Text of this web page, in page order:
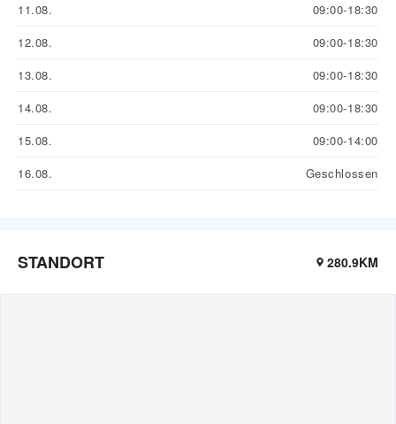
11.08.
09:00-18:30
12.08.
09:00-18:30
13.08.
09:00-18:30
14.08.
09:00-18:30
15.08.
09:00-14:00
16.08.
Geschlossen
STANDORT 280.9KM